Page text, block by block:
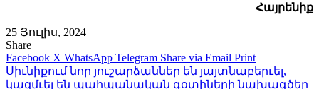
Հայրենիք
25 Յուլիս, 2024
Share
Facebook X WhatsApp Telegram Share via Email Print
Սիւնիքում նոր յուշարձաններ են յայտնաբերւել,
կազմւել են պահպանական գօտիների նախագծեր